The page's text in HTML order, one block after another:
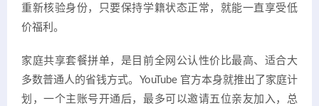
重新核验身份，只要保持学籍状态正常，就能一直享受低
价福利。
家庭共享套餐拼单，是目前全网公认性价比最高、适合大
多数普通人的省钱方式。YouTube 官方本身就推出了家庭计
划，一个主账号开通后，最多可以邀请五位亲友加入，总